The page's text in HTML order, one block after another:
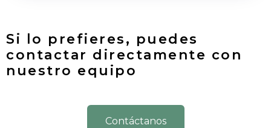
Si lo prefieres, puedes
contactar directamente con
nuestro equipo
Contáctanos